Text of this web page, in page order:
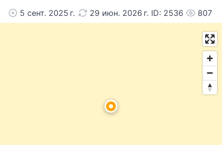
5 сент. 2025 г. 29 июн. 2026 г. ID: 2536 807